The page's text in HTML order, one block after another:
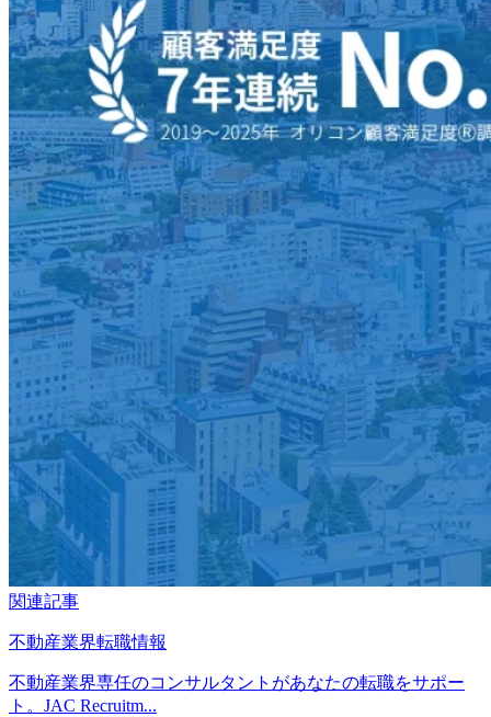
関連記事
不動産業界転職情報
不動産業界専任のコンサルタントがあなたの転職をサポー
ト。JAC Recruitm...